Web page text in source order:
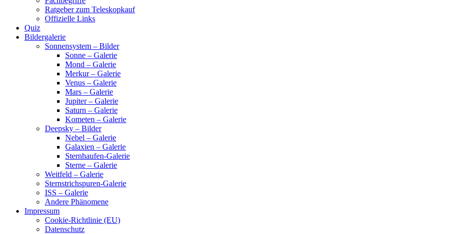
Ratgeber zum Teleskopkauf
Offizielle Links
Quiz
Bildergalerie
Sonnensystem – Bilder
Sonne – Galerie
Mond – Galerie
Merkur – Galerie
Venus – Galerie
Mars – Galerie
Jupiter – Galerie
Saturn – Galerie
Kometen – Galerie
Deepsky – Bilder
Nebel – Galerie
Galaxien – Galerie
Sternhaufen-Galerie
Sterne – Galerie
Weitfeld – Galerie
Sternstrichspuren-Galerie
ISS – Galerie
Andere Phänomene
Impressum
Cookie-Richtlinie (EU)
Datenschutz